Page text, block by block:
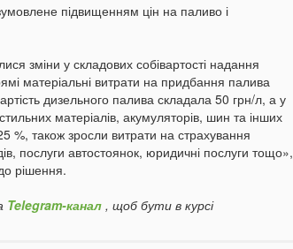
підвищенням цін на паливо і
зміни у складових собівартості надання
матеріальні витрати на придбання палива
дизельного палива складала 50 грн/л, а у
матеріалів, акумуляторів, шин та інших
%, також зросли витрати на страхування
послуги автостоянок, юридичні послуги тощо»,
рішення.
Telegram-канал , щоб бути в курсі